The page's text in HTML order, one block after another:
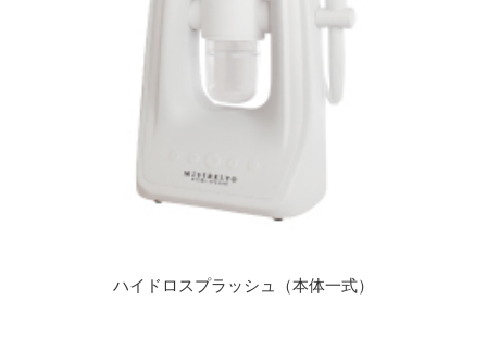
ハイドロスプラッシュ（本体一式）